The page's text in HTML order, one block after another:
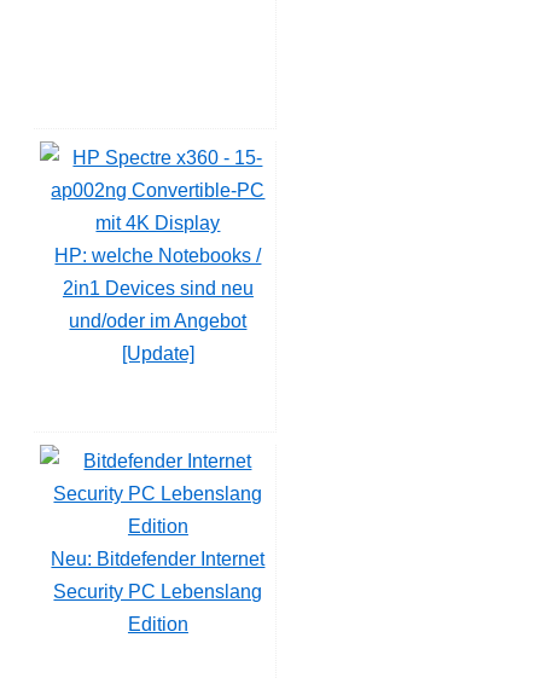
HP: welche Notebooks /
2in1 Devices sind neu
und/oder im Angebot
[Update]
Neu: Bitdefender Internet
Security PC Lebenslang
Edition